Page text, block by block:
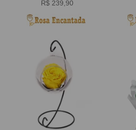
R$ 239,90